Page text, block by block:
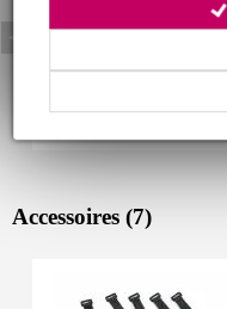
Accessoires (7)